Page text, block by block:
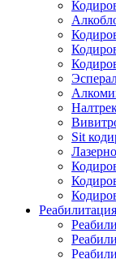
Sit
Реабилитация